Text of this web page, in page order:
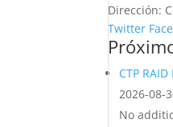
Dirección:
Twitter
CTP RAID
2026-08-
No